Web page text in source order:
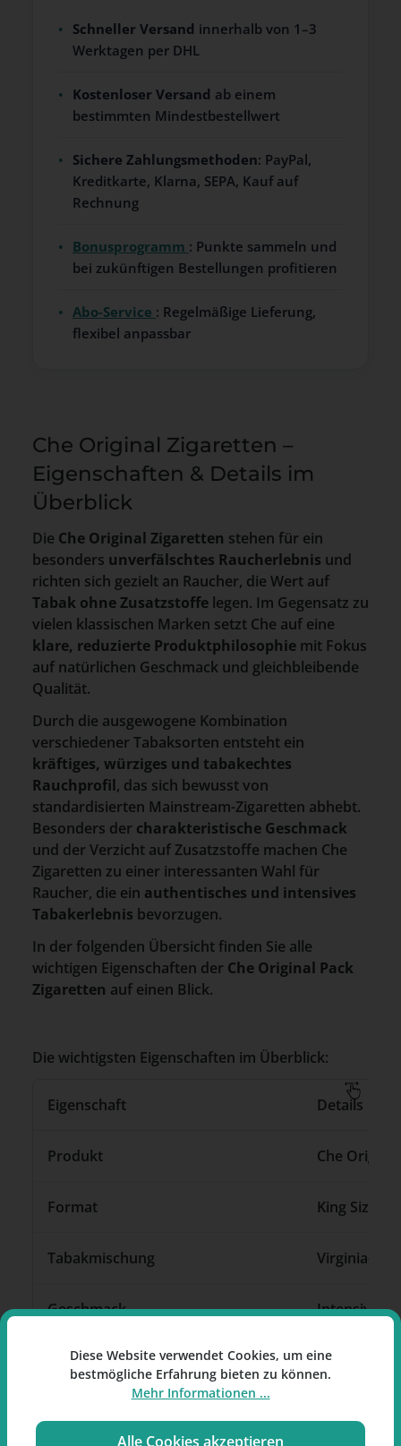
• Schneller Versand innerhalb von 1–3
Werktagen per DHL
• Kostenloser Versand ab einem
bestimmten Mindestbestellwert
• Sichere Zahlungsmethoden: PayPal,
Kreditkarte, Klarna, SEPA, Kauf auf
Rechnung
• Bonusprogramm : Punkte sammeln und
bei zukünftigen Bestellungen profitieren
• Abo-Service : Regelmäßige Lieferung,
flexibel anpassbar
Che Original Zigaretten –
Eigenschaften & Details im
Überblick
Die Che Original Zigaretten stehen für ein
besonders unverfälschtes Raucherlebnis und
richten sich gezielt an Raucher, die Wert auf
Tabak ohne Zusatzstoffe legen. Im Gegensatz zu
vielen klassischen Marken setzt Che auf eine
klare, reduzierte Produktphilosophie mit Fokus
auf natürlichen Geschmack und gleichbleibende
Qualität.
Durch die ausgewogene Kombination
verschiedener Tabaksorten entsteht ein
kräftiges, würziges und tabakechtes
Rauchprofil, das sich bewusst von
standardisierten Mainstream-Zigaretten abhebt.
Besonders der charakteristische Geschmack
und der Verzicht auf Zusatzstoffe machen Che
Zigaretten zu einer interessanten Wahl für
Raucher, die ein authentisches und intensives
Tabakerlebnis bevorzugen.
In der folgenden Übersicht finden Sie alle
wichtigen Eigenschaften der Che Original Pack
Zigaretten auf einen Blick.
Die wichtigsten Eigenschaften im Überblick:
Eigenschaft Details
Produkt Che
Format King Size
Tabakmischung Virginia-,
Geschmack Intensiv,
Besonderheit Ohne
Diese Website verwendet Cookies, um eine
bestmögliche Erfahrung bieten zu können.
Mehr Informationen ...
Alle Cookies akzeptieren